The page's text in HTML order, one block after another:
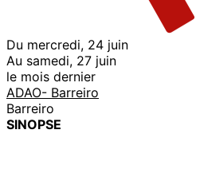
Du mercredi, 24 juin
Au samedi, 27 juin
le mois dernier
ADAO- Barreiro
Barreiro
SINOPSE